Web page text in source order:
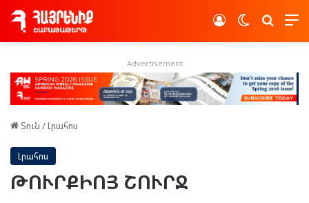
Switch skin
Log In
Advertisement
Տուն /Լրահոս
Լրահոս
ԹՈՒՐՔԻՈՅ ՇՈՒՐՋ